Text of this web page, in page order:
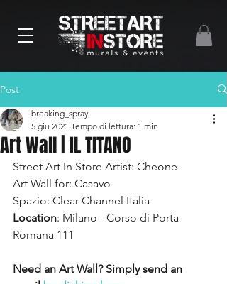
Post
Art Wall | IL TITANO
breaking_spray
5 giu 2021 Tempo di lettura: 1 min
Street Art In Store Artist: Cheone
Art Wall for: Casavo
Spazio: Clear Channel Italia
Location: Milano - Corso di Porta
Romana 111
Need an Art Wall? Simply send an